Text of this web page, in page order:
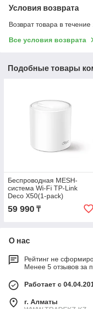
Условия возврата
Возврат товара в
Все условия возврата
Подобные товары
Беспроводная MESH-
система Wi-Fi TP-Link
Deco X50(1-pack)
59 990 ₸
О нас
Рейтинг не
Менее 5 отзывов за
Работает с
г. Алматы